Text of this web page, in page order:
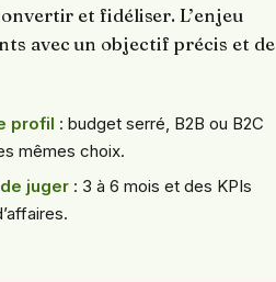
et fidéliser. L’enjeu
avec un objectif précis et de
profil : budget serré, B2B ou B2C
mêmes choix.
juger: 3 à 6 mois et des KPIs